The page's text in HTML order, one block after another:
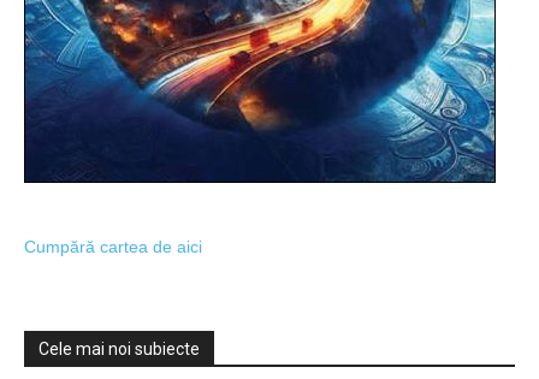
Cumpără cartea de aici
Cele mai noi subiecte